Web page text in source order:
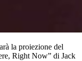
la proiezione del
Right Now” di Jack